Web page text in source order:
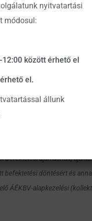
van szükség. Az
és az Alapkezelő
(vétel, tartás, eladás)
hozamok. A
egyedi
ajánlásnak,
döntésért és
ÁÉKBV-alapkezelési
nyitvatartási
módosul:
között érhető el
el.
állunk